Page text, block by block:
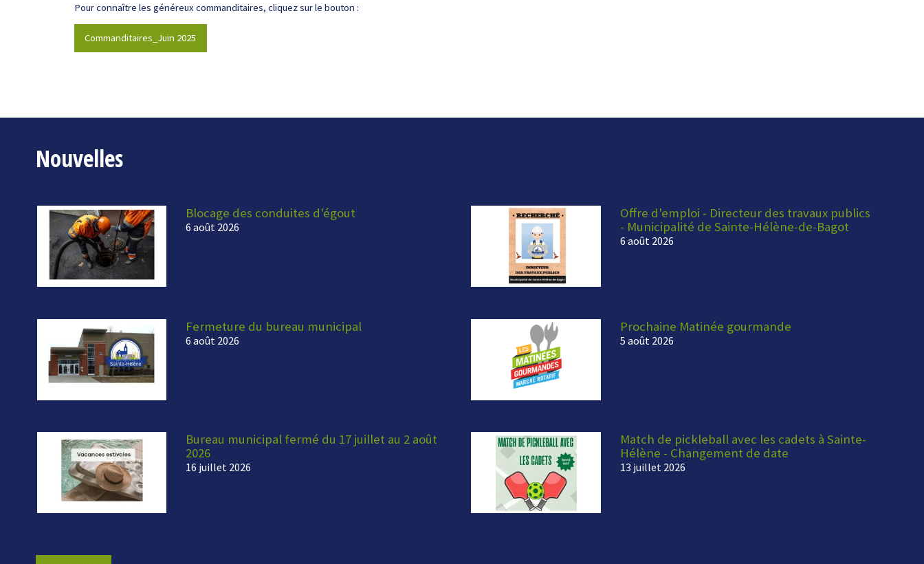
Pour connaître les généreux commanditaires, cliquez sur le bouton :
Commanditaires_Juin 2025
Nouvelles
Blocage des conduites d'égout
6 août 2026
Offre d'emploi - Directeur des travaux publics
- Municipalité de Sainte-Hélène-de-Bagot
6 août 2026
Fermeture du bureau municipal
6 août 2026
Prochaine Matinée gourmande
5 août 2026
Bureau municipal fermé du 17 juillet au 2 août
2026
16 juillet 2026
Match de pickleball avec les cadets à Sainte-
Hélène - Changement de date
13 juillet 2026